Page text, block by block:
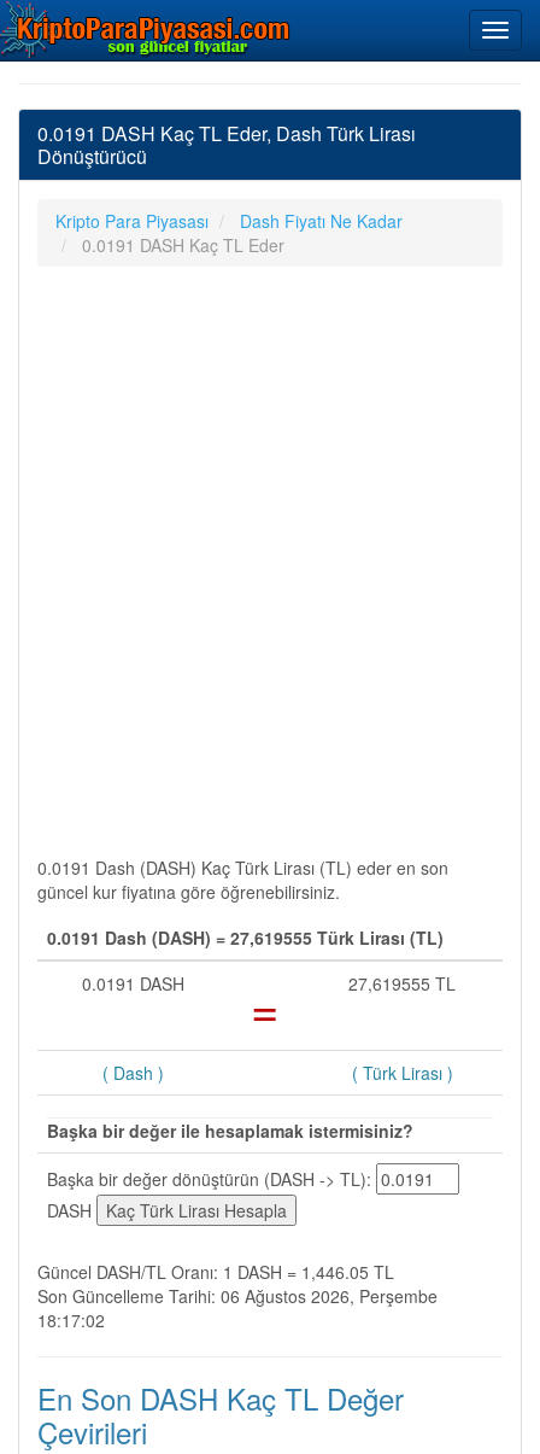
0.0191 DASH Kaç TL Eder, Dash Türk Lirası
Dönüştürücü
Kripto Para Piyasası
Dash Fiyatı Ne Kadar
0.0191 DASH Kaç TL Eder
0.0191 Dash (DASH) Kaç Türk Lirası (TL) eder en son
güncel kur fiyatına göre öğrenebilirsiniz.
0.0191 Dash (DASH) = 27,619555 Türk Lirası (TL)
0.0191 DASH
= 27,619555 TL
( Dash ) ( Türk Lirası )
Başka bir değer ile hesaplamak istermisiniz?
Başka bir değer dönüştürün (DASH -> TL):
DASH
Güncel DASH/TL Oranı: 1 DASH = 1,446.05 TL
Son Güncelleme Tarihi: 06 Ağustos 2026, Perşembe
18:17:02
En Son DASH Kaç TL Değer
Çevirileri